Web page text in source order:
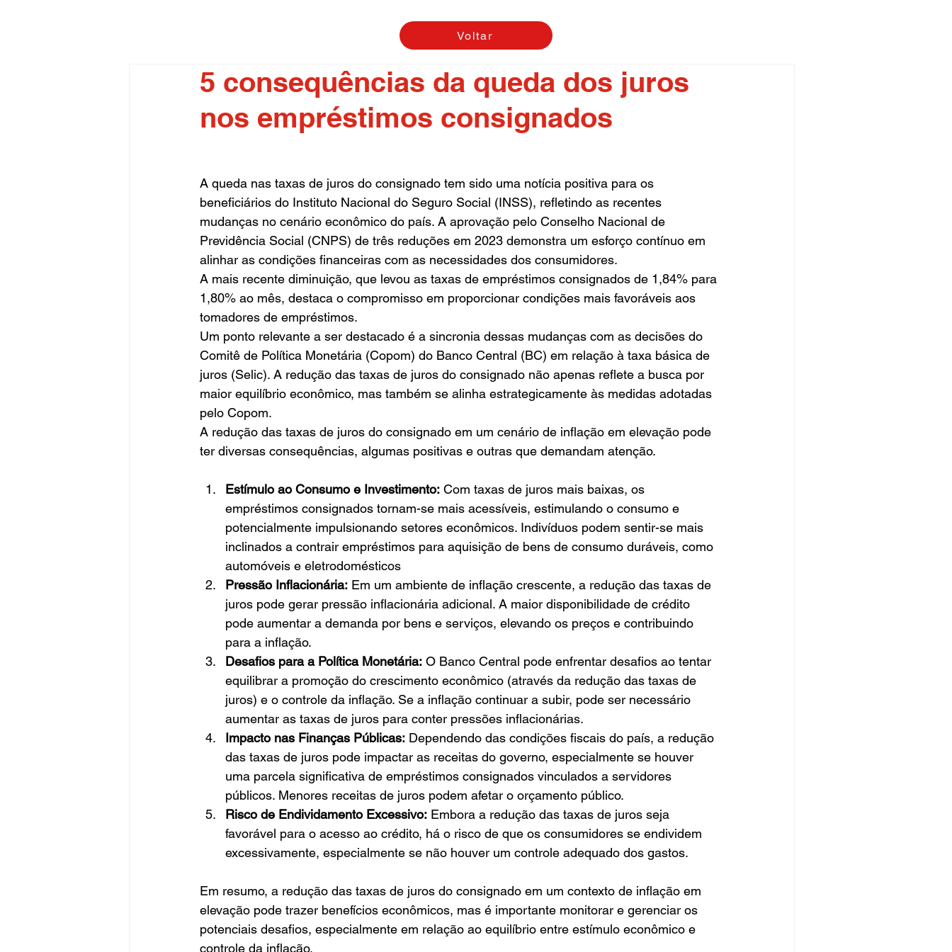
Voltar
5 consequências da queda dos juros
nos empréstimos consignados
A queda nas taxas de juros do consignado tem sido uma notícia positiva para os
beneficiários do Instituto Nacional do Seguro Social (INSS), refletindo as recentes
mudanças no cenário econômico do país. A aprovação pelo Conselho Nacional de
Previdência Social (CNPS) de três reduções em 2023 demonstra um esforço contínuo em
alinhar as condições financeiras com as necessidades dos consumidores.
A mais recente diminuição, que levou as taxas de empréstimos consignados de 1,84% para
1,80% ao mês, destaca o compromisso em proporcionar condições mais favoráveis aos
tomadores de empréstimos.
Um ponto relevante a ser destacado é a sincronia dessas mudanças com as decisões do
Comitê de Política Monetária (Copom) do Banco Central (BC) em relação à taxa básica de
juros (Selic). A redução das taxas de juros do consignado não apenas reflete a busca por
maior equilíbrio econômico, mas também se alinha estrategicamente às medidas adotadas
pelo Copom.
A redução das taxas de juros do consignado em um cenário de inflação em elevação pode
ter diversas consequências, algumas positivas e outras que demandam atenção.
Estímulo ao Consumo e Investimento: Com taxas de juros mais baixas, os
empréstimos consignados tornam-se mais acessíveis, estimulando o consumo e
potencialmente impulsionando setores econômicos. Indivíduos podem sentir-se mais
inclinados a contrair empréstimos para aquisição de bens de consumo duráveis, como
automóveis e eletrodomésticos
Pressão Inflacionária: Em um ambiente de inflação crescente, a redução das taxas de
juros pode gerar pressão inflacionária adicional. A maior disponibilidade de crédito
pode aumentar a demanda por bens e serviços, elevando os preços e contribuindo
para a inflação.
Desafios para a Política Monetária: O Banco Central pode enfrentar desafios ao tentar
equilibrar a promoção do crescimento econômico (através da redução das taxas de
juros) e o controle da inflação. Se a inflação continuar a subir, pode ser necessário
aumentar as taxas de juros para conter pressões inflacionárias.
Impacto nas Finanças Públicas: Dependendo das condições fiscais do país, a redução
das taxas de juros pode impactar as receitas do governo, especialmente se houver
uma parcela significativa de empréstimos consignados vinculados a servidores
públicos. Menores receitas de juros podem afetar o orçamento público.
Risco de Endividamento Excessivo: Embora a redução das taxas de juros seja
favorável para o acesso ao crédito, há o risco de que os consumidores se endividem
excessivamente, especialmente se não houver um controle adequado dos gastos.
Em resumo, a redução das taxas de juros do consignado em um contexto de inflação em
elevação pode trazer benefícios econômicos, mas é importante monitorar e gerenciar os
potenciais desafios, especialmente em relação ao equilíbrio entre estímulo econômico e
controle da inflação.